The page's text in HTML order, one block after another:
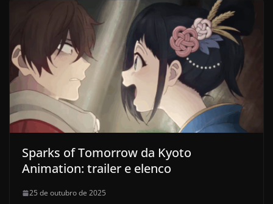
Sparks of Tomorrow da Kyoto
Animation: trailer e elenco
25 de outubro de 2025